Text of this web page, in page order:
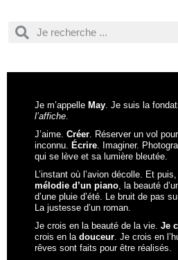
Je m’appelle May. Je suis la
l’affiche.
J’aime. Créer. Réserver un vol
inconnu. Écrire. Imaginer.
qui se lève et sa lumière bleutée.
L’instant où l’avion décolle. Et
mélodie d’un piano, la beauté
d’une pluie d’été. Le bruit de pas
La justesse d’un roman.
Je crois en la beauté de la vie. Je
crois en la douceur. Je crois en
rêves sont faits pour être réalisés.